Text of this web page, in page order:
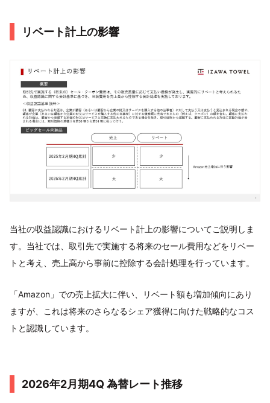
リベート計上の影響
当社の収益認識におけるリベート計上の影響についてご説明しま
す。当社では、取引先で実施する将来のセール費用などをリベー
トと考え、売上高から事前に控除する会計処理を行っています。
「Amazon」での売上拡大に伴い、リベート額も増加傾向にあり
ますが、これは将来のさらなるシェア獲得に向けた戦略的なコス
トと認識しています。
2026年2月期4Q 為替レート推移